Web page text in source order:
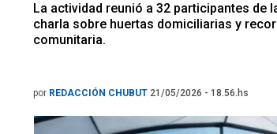
La actividad reunió a 32 participantes de
charla sobre huertas domiciliarias y
comunitaria.
por REDACCIÓN CHUBUT 21/05/2026 - 18.56.hs